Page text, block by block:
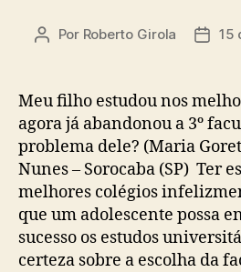
Autor
Por Roberto Girola
Data
15
Meu filho estudou nos
agora já abandonou a 3º
problema dele? (Maria
Nunes – Sorocaba (SP) Ter
melhores colégios
que um adolescente possa
sucesso os estudos
certeza sobre a escolha da